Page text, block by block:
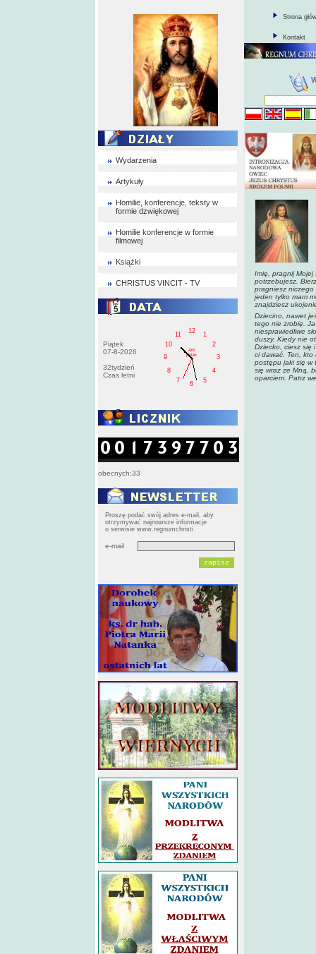
Wydarzenia
Artykuły
Homilie, konferencje, teksty w
formie dzwiękowej
Homilie konferencje w formie
filmowej
Książki
CHRISTUS VINCIT - TV
Piątek
07-8-2026
32tydzień
Czas letni
1
2
3
4
5
6
7
8
9
10
11
12
AM
pištek
obecnych:33
Proszę podać swój adres e-mail, aby
otrzymywać najnowsze informacje
o serwisie www.regnumchristi
e-mail
Strona
Kontakt
Imię, pragnij Mojej
potrzebujesz.
pragniesz niczego
jeden tylko mam
znajdziesz
Dziecino, nawet
tego nie zrobię.
niesprawiedliwe
duszy. Kiedy nie
Dziecko, ciesz się
ci dawać. Ten, kto
postępu jaki się w
się wraz ze Mną,
oparciem. Patrz